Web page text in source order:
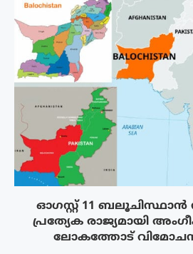
ഓഗസ്റ്റ് 11 ബലൂചിസ്ഥാൻ
പ്രത്യേക രാജ്യമായി
ലോകത്തോട്